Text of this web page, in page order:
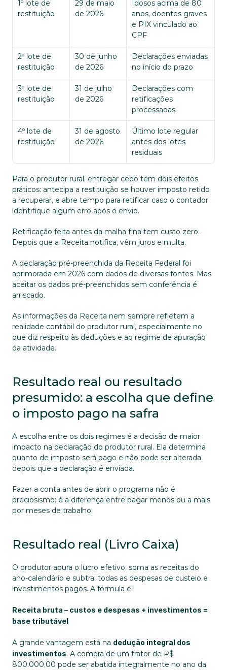
1º lote de
restituição
29 de maio
de 2026
Idosos acima de 80
anos, doentes graves
e PIX vinculado ao
CPF
2º lote de
restituição
30 de junho
de 2026
Declarações enviadas
no início do prazo
3º lote de
restituição
31 de julho
de 2026
Declarações com
retificações
processadas
4º lote de
restituição
31 de agosto
de 2026
Último lote regular
antes dos lotes
residuais
Para o produtor rural, entregar cedo tem dois efeitos
práticos: antecipa a restituição se houver imposto retido
a recuperar, e abre tempo para retificar caso o contador
identifique algum erro após o envio.
Retificação feita antes da malha fina tem custo zero.
Depois que a Receita notifica, vêm juros e multa.
A declaração pré-preenchida da Receita Federal foi
aprimorada em 2026 com dados de diversas fontes. Mas
aceitar os dados pré-preenchidos sem conferência é
arriscado.
As informações da Receita nem sempre refletem a
realidade contábil do produtor rural, especialmente no
que diz respeito às deduções e ao regime de apuração
da atividade.
Resultado real ou resultado
presumido: a escolha que define
o imposto pago na safra
A escolha entre os dois regimes é a decisão de maior
impacto na declaração do produtor rural. Ela determina
quanto de imposto será pago e não pode ser alterada
depois que a declaração é enviada.
Fazer a conta antes de abrir o programa não é
preciosismo: é a diferença entre pagar menos ou a mais
por meses de trabalho.
Resultado real (Livro Caixa)
O produtor apura o lucro efetivo: soma as receitas do
ano-calendário e subtrai todas as despesas de custeio e
investimentos pagos. A fórmula é:
Receita bruta – custos e despesas + investimentos =
base tributável
A grande vantagem está na dedução integral dos
investimentos. A compra de um trator de R$
800.000,00 pode ser abatida integralmente no ano da